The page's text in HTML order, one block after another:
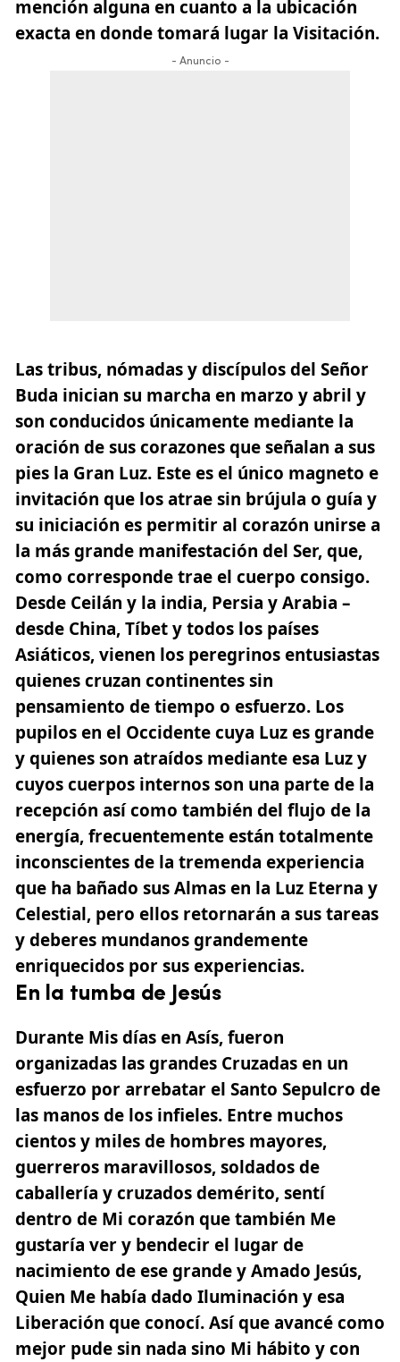
mención alguna en cuanto a la ubicación
exacta en donde tomará lugar la Visitación.
- Anuncio -
Las tribus, nómadas y discípulos del Señor
Buda inician su marcha en marzo y abril y
son conducidos únicamente mediante la
oración de sus corazones que señalan a sus
pies la Gran Luz. Este es el único magneto e
invitación que los atrae sin brújula o guía y
su iniciación es permitir al corazón unirse a
la más grande manifestación del Ser, que,
como corresponde trae el cuerpo consigo.
Desde Ceilán y la india, Persia y Arabia –
desde China, Tíbet y todos los países
Asiáticos, vienen los peregrinos entusiastas
quienes cruzan continentes sin
pensamiento de tiempo o esfuerzo. Los
pupilos en el Occidente cuya Luz es grande
y quienes son atraídos mediante esa Luz y
cuyos cuerpos internos son una parte de la
recepción así como también del flujo de la
energía, frecuentemente están totalmente
inconscientes de la tremenda experiencia
que ha bañado sus Almas en la Luz Eterna y
Celestial, pero ellos retornarán a sus tareas
y deberes mundanos grandemente
enriquecidos por sus experiencias.
En la tumba de Jesús
Durante Mis días en Asís, fueron
organizadas las grandes Cruzadas en un
esfuerzo por arrebatar el Santo Sepulcro de
las manos de los infieles. Entre muchos
cientos y miles de hombres mayores,
guerreros maravillosos, soldados de
caballería y cruzados demérito, sentí
dentro de Mi corazón que también Me
gustaría ver y bendecir el lugar de
nacimiento de ese grande y Amado Jesús,
Quien Me había dado Iluminación y esa
Liberación que conocí. Así que avancé como
mejor pude sin nada sino Mi hábito y con